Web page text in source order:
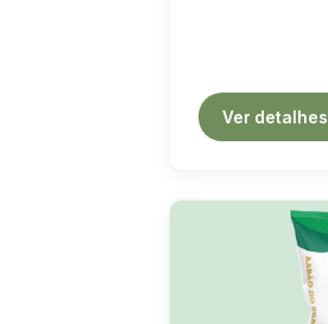
Ver detalhes